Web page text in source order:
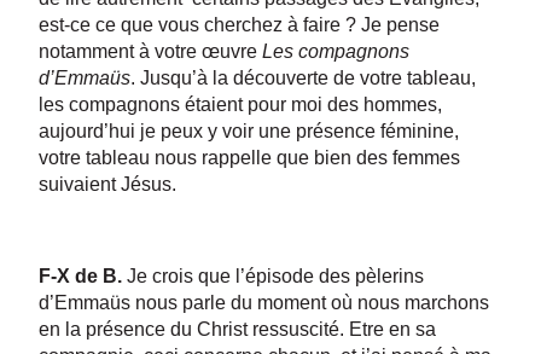
est-ce ce que vous cherchez à faire ? Je pense
notamment à votre œuvre Les compagnons
d’Emmaüs. Jusqu’à la découverte de votre tableau,
les compagnons étaient pour moi des hommes,
aujourd’hui je peux y voir une présence féminine,
votre tableau nous rappelle que bien des femmes
suivaient Jésus.
F-X de B. Je crois que l’épisode des pèlerins
d’Emmaüs nous parle du moment où nous marchons
en la présence du Christ ressuscité. Etre en sa